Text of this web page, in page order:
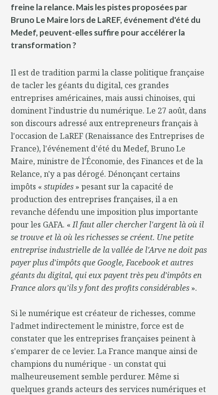
freine la relance. Mais les pistes proposées par
Bruno Le Maire lors de LaREF, événement d'été du
Medef, peuvent-elles suffire pour accélérer la
transformation ?
Il est de tradition parmi la classe politique française
de tacler les géants du digital, ces grandes
entreprises américaines, mais aussi chinoises, qui
dominent l'industrie du numérique. Le 27 août, dans
son discours adressé aux entrepreneurs français à
l'occasion de LaREF (Renaissance des Entreprises de
France), l'événement d'été du Medef, Bruno Le
Maire, ministre de l'Économie, des Finances et de la
Relance, n'y a pas dérogé. Dénonçant certains
impôts «stupides » pesant sur la capacité de
production des entreprises françaises, il a en
revanche défendu une imposition plus importante
pour les GAFA. «Il faut aller chercher l'argent là où il
se trouve et là où les richesses se créent. Une petite
entreprise industrielle de la vallée de l'Arve ne doit pas
payer plus d'impôts que Google, Facebook et autres
géants du digital, qui eux payent très peu d'impôts en
France alors qu'ils y font des profits considérables ».
Si le numérique est créateur de richesses, comme
l'admet indirectement le ministre, force est de
constater que les entreprises françaises peinent à
s'emparer de ce levier. La France manque ainsi de
champions du numérique - un constat qui
malheureusement semble perdurer. Même si
quelques grands acteurs des services numériques et